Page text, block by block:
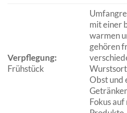
Verpflegung:
Frühstück
mit einer
warmen
gehören
Obst und
Fokus